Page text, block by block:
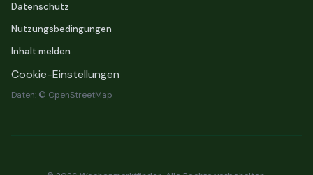
Datenschutz
Nutzungsbedingungen
Inhalt melden
Cookie-Einstellungen
Daten: © OpenStreetMap